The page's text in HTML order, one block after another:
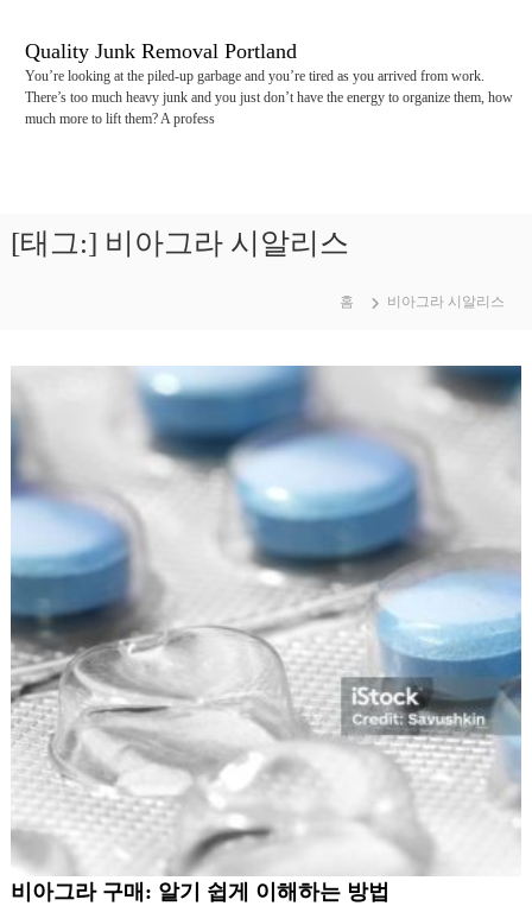
Quality Junk Removal Portland
You’re looking at the piled-up garbage and you’re tired as you arrived from work.
There’s too much heavy junk and you just don’t have the energy to organize them, how
much more to lift them? A profess
[태그:] 비아그라 시알리스
홈 비아그라 시알리스
비아그라 구매: 알기 쉽게 이해하는 방법